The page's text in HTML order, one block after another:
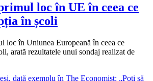
loc în UE în ceea ce
în școli
loc în Uniunea Europeană în ceea ce
arată rezultatele unui sondaj realizat de